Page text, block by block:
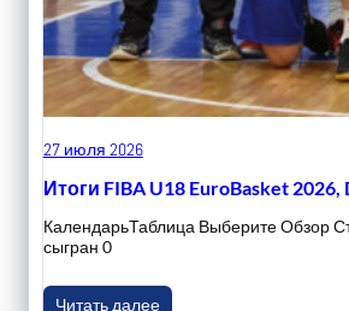
27 июля 2026
Итоги FIBA U18 EuroBasket 2026,
КалендарьТаблица Выберите Обзор
сыгран 0
Читать далее